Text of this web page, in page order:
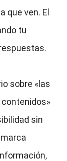
que ven. El
tu
sobre «las
sin